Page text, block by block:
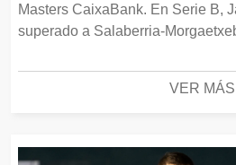
Masters CaixaBank. En Serie B,
superado a Salaberria-
VER MÁS